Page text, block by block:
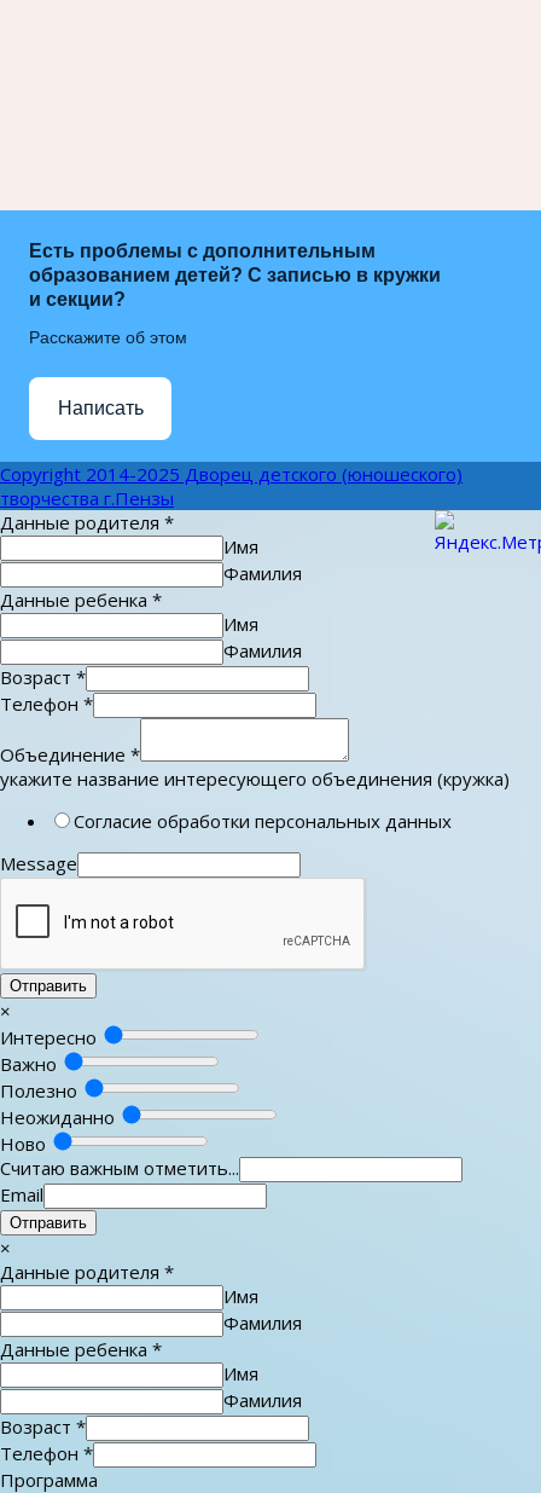
Есть проблемы с дополнительным
образованием детей? С записью в кружки
и секции?
Расскажите об этом
Написать
Copyright 2014-2025 Дворец детского (юношеского)
творчества г.Пензы
Данные родителя *
Имя
Фамилия
Данные ребенка *
Имя
Фамилия
Возраст *
Телефон *
Объединение *
укажите название интересующего объединения (кружка)
Согласие обработки персональных данных
Message
Отправить
×
Интересно
Важно
Полезно
Неожиданно
Ново
Считаю важным отметить...
Email
Отправить
×
Данные родителя *
Имя
Фамилия
Данные ребенка *
Имя
Фамилия
Возраст *
Телефон *
Программа